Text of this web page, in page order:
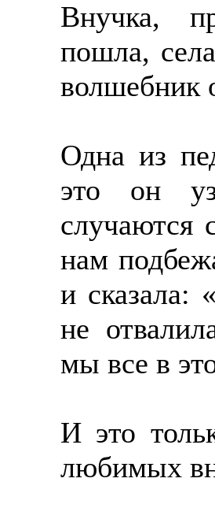
Внучка,
пошла,
волшебник
Одна из
это он
случаются
нам
и сказала:
не
мы все в
И это
любимых